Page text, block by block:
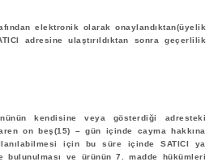
elektronik olarak onaylandıktan(üyelik
adresine ulaştırıldıktan sonra geçerlilik
kendisine veya gösterdiği adresteki
on beş(15) – gün içinde cayma hakkına
için bu süre içinde SATICI ya
ve ürünün 7. madde hükümleri